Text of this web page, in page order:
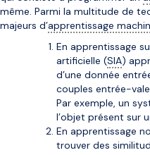
même. Parmi la multitude de
majeurs d’apprentissage
En apprentissage
artificielle (SIA)
d’une donnée
couples entrée-
Par exemple, un
l’objet présent sur
En apprentissage
trouver des